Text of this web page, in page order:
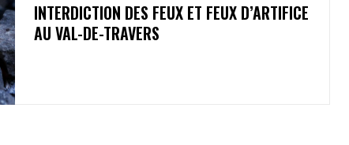
INTERDICTION DES FEUX ET FEUX D’ARTIFICE
AU VAL-DE-TRAVERS